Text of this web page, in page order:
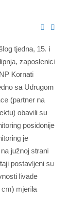
tjedna, 15. i
zaposlenici
Kornati
sa Udrugom
(partner na
obavili su
posidonije
je
južnoj strani
postavljeni su
livade
mjerila